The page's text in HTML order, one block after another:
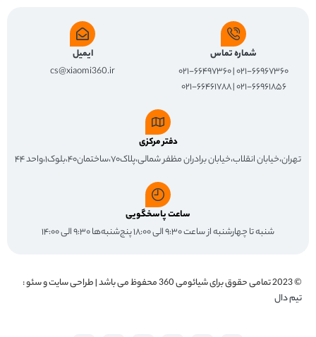
شماره تماس
۰۲۱-۶۶۹۶۷۳۶۰ | ۰۲۱-۶۶۴۹۷۳۶۰
۰۲۱-۶۶۹۶۱۸۵۶ | ۰۲۱-۶۶۴۶۱۷۸۸
ایمیل
cs@xiaomi360.ir
دفتر مرکزی
تهران،خیابان انقلاب،خیابان برادران مظفر شمالی،پلاک۷۰،ساختمان۴۰،بلوک۱،واحد ۴۴
ساعت پاسخگویی
شنبه تا چهارشنبه از ساعت ۹:۳۰ الی ۱۸:۰۰ پنج‌شنبه‌ها ۹:۳۰ الی ۱۴:۰۰
© 2023 تمامی حقوق برای شیائومی 360
محفوظ می باشد | طراحی سایت و سئو :
تیم دال